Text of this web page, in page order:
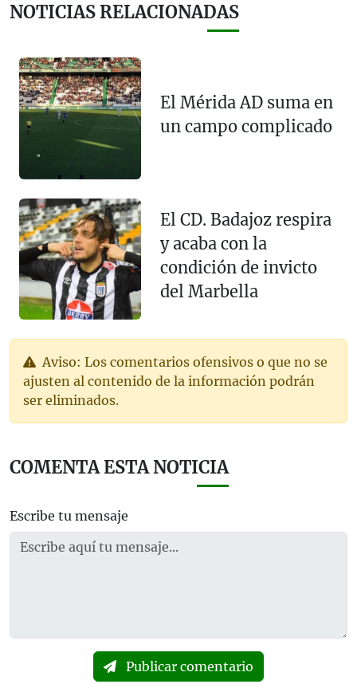
NOTICIAS RELACIONADAS
El Mérida AD suma en
un campo complicado
El CD. Badajoz respira
y acaba con la
condición de invicto
del Marbella
Aviso: Los comentarios ofensivos o que no se
ajusten al contenido de la información podrán
ser eliminados.
COMENTA ESTA NOTICIA
Escribe tu mensaje
Publicar comentario